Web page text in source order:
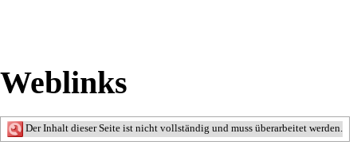
Weblinks
Der Inhalt dieser Seite ist nicht vollständig und muss überarbeitet werden.